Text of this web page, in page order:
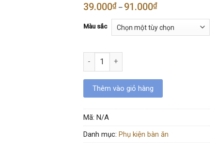
39.000₫ – 91.000₫
Màu sắc
Đĩa (dĩa) inox mạ vàng Oval hàn quốc
Thêm vào giỏ hàng
Mã: N/A
Danh mục: Phụ kiện bàn ăn